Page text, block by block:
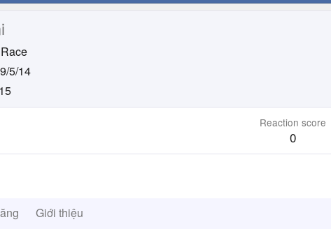
9/5/14
Reaction score
0
Giới thiệu